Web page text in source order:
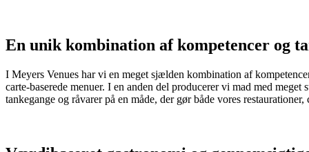
En unik kombination af kompetencer og
I Meyers Venues har vi en meget sjælden kombination af
carte-baserede menuer. I en anden del producerer vi mad med
tankegange og råvarer på en måde, der gør både vores